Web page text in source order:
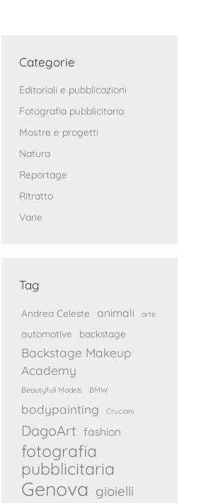
Categorie
Editoriali e pubblicazioni
Fotografia pubblicitaria
Mostre e progetti
Natura
Reportage
Ritratto
Varie
Tag
Andrea Celeste animali arte
automotive backstage
Backstage Makeup
Academy
Beautyfull Models BMW
bodypainting Cruciani
DagoArt fashion
fotografia
pubblicitaria
Genova gioielli